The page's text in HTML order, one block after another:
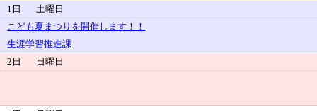
1日
土曜日
こども夏まつりを開催します！！
生涯学習推進課
2日
日曜日